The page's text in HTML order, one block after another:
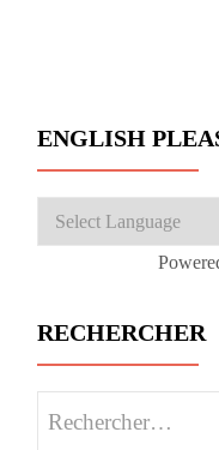
ENGLISH
RECHERCHER